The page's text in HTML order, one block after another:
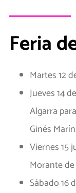
Feria
Martes 12
Jueves 14
Algarra
Ginés
Viernes 15
Morante
Sábado 16